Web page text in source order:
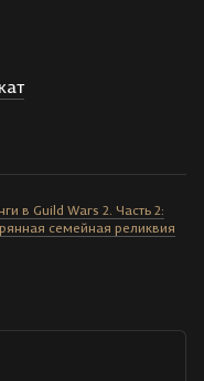
в Guild Wars 2. Часть 2:
семейная реликвия